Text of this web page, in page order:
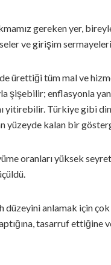
gereken yer,
ve girişim
ürettiği tüm mal ve
şişebilir; enflasyonla
yitirebilir. Türkiye gibi
yüzeyde kalan bir
oranları yüksek
düzeyini anlamak için
tasarruf ettiğine